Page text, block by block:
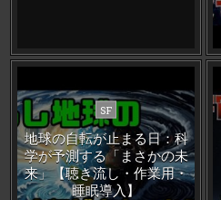
Posted
in
SF
地球の自転が止まる日：科
学が予測する「まさかの未
来」【聴き流し・作業用・
睡眠導入】